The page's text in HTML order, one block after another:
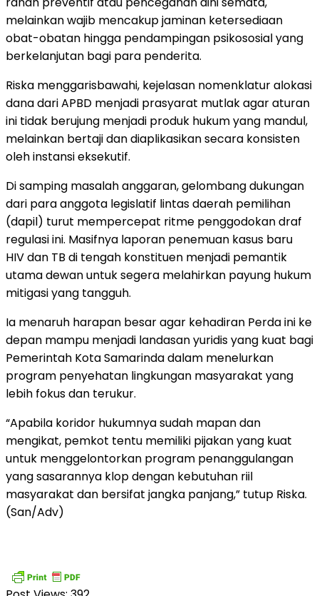
melainkan wajib mencakup jaminan ketersediaan
obat-obatan hingga pendampingan psikososial yang
berkelanjutan bagi para penderita.
​Riska menggarisbawahi, kejelasan nomenklatur alokasi
dana dari APBD menjadi prasyarat mutlak agar aturan
ini tidak berujung menjadi produk hukum yang mandul,
melainkan bertaji dan diaplikasikan secara konsisten
oleh instansi eksekutif.
​Di samping masalah anggaran, gelombang dukungan
dari para anggota legislatif lintas daerah pemilihan
(dapil) turut mempercepat ritme penggodokan draf
regulasi ini. Masifnya laporan penemuan kasus baru
HIV dan TB di tengah konstituen menjadi pemantik
utama dewan untuk segera melahirkan payung hukum
mitigasi yang tangguh.
​Ia menaruh harapan besar agar kehadiran Perda ini ke
depan mampu menjadi landasan yuridis yang kuat bagi
Pemerintah Kota Samarinda dalam menelurkan
program penyehatan lingkungan masyarakat yang
lebih fokus dan terukur.
​“Apabila koridor hukumnya sudah mapan dan
mengikat, pemkot tentu memiliki pijakan yang kuat
untuk menggelontorkan program penanggulangan
yang sasarannya klop dengan kebutuhan riil
masyarakat dan bersifat jangka panjang,” tutup Riska.
(San/Adv)